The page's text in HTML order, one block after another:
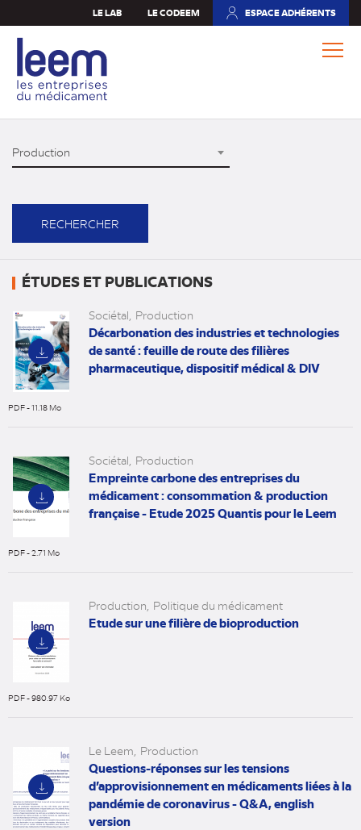
au
contenu
principal
LE LAB LE CODEEM ESPACE ADHÉRENTS
(NOUVEL
Production
ÉTUDES ET PUBLICATIONS
PDF - 11.18 Mo
Sociétal Production
Décarbonation des industries et technologies
de santé : feuille de route des filières
pharmaceutique, dispositif médical & DIV
PDF - 2.71 Mo
Sociétal Production
Empreinte carbone des entreprises du
médicament : consommation & production
française - Etude 2025 Quantis pour le Leem
PDF - 980.97 Ko
Production Politique du médicament
Etude sur une filière de bioproduction
Le Leem Production
Questions-réponses sur les tensions
d’approvisionnement en médicaments liées à la
pandémie de coronavirus - Q&A, english
version